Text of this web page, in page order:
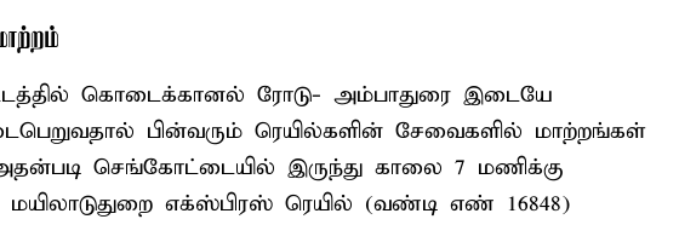
கொடைக்கானல் ரோடு- அம்பாதுரை இடையே
பின்வரும் ரெயில்களின் சேவைகளில் மாற்றங்கள்
செங்கோட்டையில் இருந்து காலை 7 மணிக்கு
எக்ஸ்பிரஸ் ரெயில் (வண்டி எண் 16848)